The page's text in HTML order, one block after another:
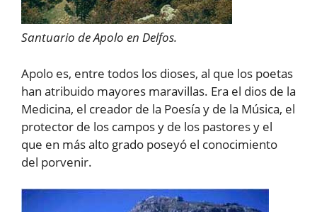
Santuario de Apolo en Delfos.
Apolo es, entre todos los dioses, al que los poetas
han atribuido mayores maravillas. Era el dios de la
Medicina, el creador de la Poesía y de la Música, el
protector de los campos y de los pastores y el
que en más alto grado poseyó el conocimiento
del porvenir.